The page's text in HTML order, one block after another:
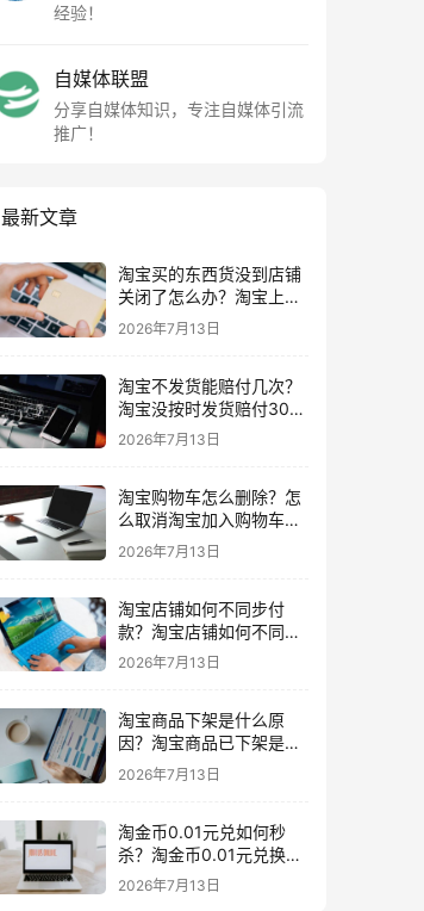
经验！
自媒体联盟
分享自媒体知识，专注自媒体引流
推广！
最新文章
淘宝买的东西货没到店铺
关闭了怎么办？淘宝上买
东西货没收到店铺关闭了
我可以申请退款吗
2026年7月13日
淘宝不发货能赔付几次？
淘宝没按时发货赔付30%
还会发货吗要赔付几次
2026年7月13日
淘宝购物车怎么删除？怎
么取消淘宝加入购物车的
东西
2026年7月13日
淘宝店铺如何不同步付
款？淘宝店铺如何不同步
闲鱼
2026年7月13日
淘宝商品下架是什么原
因？淘宝商品已下架是什
么意思一般下架是为什么
2026年7月13日
淘金币0.01元兑如何秒
杀？淘金币0.01元兑换在
哪如何兑换
2026年7月13日